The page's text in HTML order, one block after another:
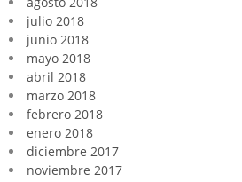
julio 2018
junio 2018
mayo 2018
abril 2018
marzo 2018
febrero 2018
enero 2018
diciembre 2017
noviembre 2017